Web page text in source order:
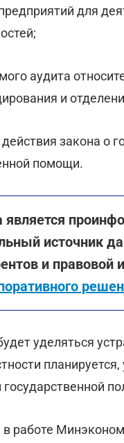
для
аудита
и
закона о
помощи.
источник
и
уделяться